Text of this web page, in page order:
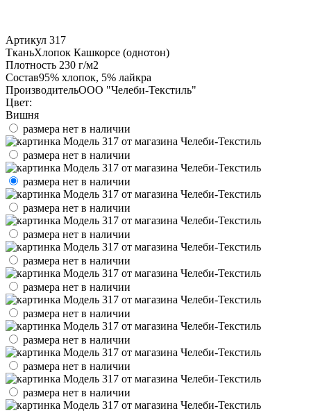
Артикул 317
ТканьХлопок Кашкорсе (однотон)
Плотность 230 г/м2
Состав95% хлопок, 5% лайкра
ПроизводительООО "Челеби-Текстиль"
Цвет:
Вишня
размера нет в наличии
размера нет в наличии
размера нет в наличии
размера нет в наличии
размера нет в наличии
размера нет в наличии
размера нет в наличии
размера нет в наличии
размера нет в наличии
размера нет в наличии
размера нет в наличии